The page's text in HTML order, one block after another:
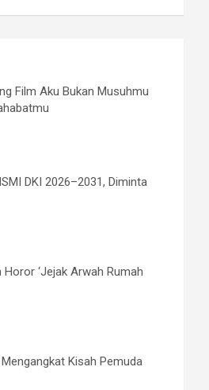
Film Aku Bukan Musuhmu
DKI 2026–2031, Diminta
‘Jejak Arwah Rumah
Kisah Pemuda